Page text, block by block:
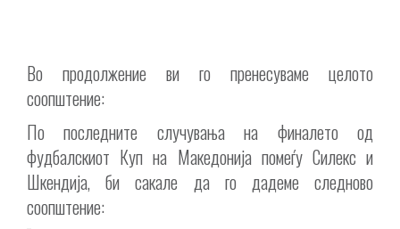
Во продолжение ви го пренесуваме целото
соопштениe:
По последните случувања на финалето од
фудбалскиот Куп на Македонија помеѓу Силекс и
Шкендија, би сакале да го дадеме следново
соопштение: